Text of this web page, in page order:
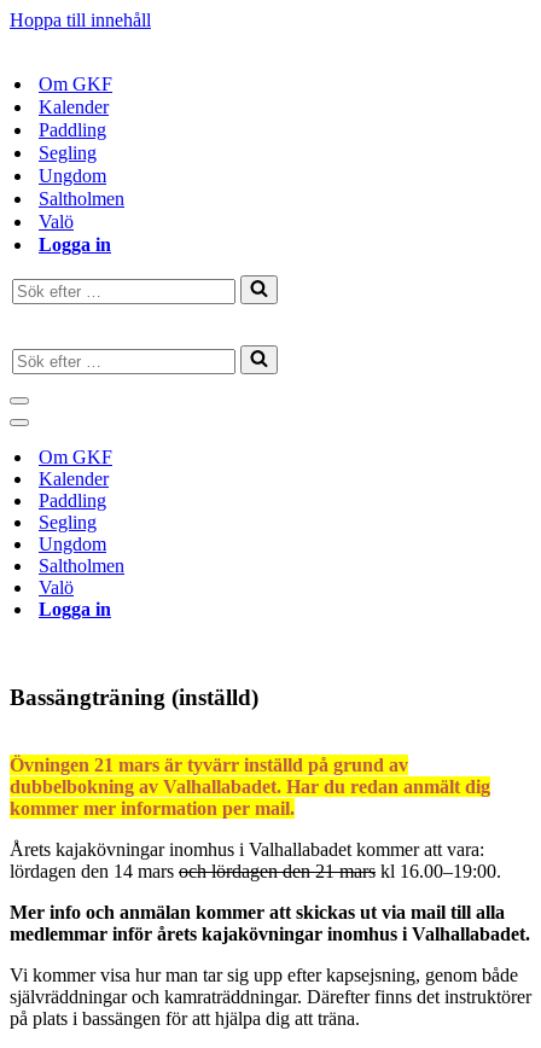
Hoppa till innehåll
Om GKF
Kalender
Paddling
Segling
Ungdom
Saltholmen
Valö
Logga in
Sök
efter
Sök
efter
…
Navigeringsmeny
Navigeringsmeny
Om GKF
Kalender
Paddling
Segling
Ungdom
Saltholmen
Valö
Logga in
Bassängträning (inställd)
Övningen 21 mars är tyvärr inställd på grund av
dubbelbokning av Valhallabadet. Har du redan anmält dig
kommer mer information per mail.
Årets kajakövningar inomhus i Valhallabadet kommer att vara:
lördagen den 14 mars och lördagen den 21 mars kl 16.00–19:00.
Mer info och anmälan kommer att skickas ut via mail till alla
medlemmar inför årets kajakövningar inomhus i Valhallabadet.
Vi kommer visa hur man tar sig upp efter kapsejsning, genom både
självräddningar och kamraträddningar. Därefter finns det instruktörer
på plats i bassängen för att hjälpa dig att träna.